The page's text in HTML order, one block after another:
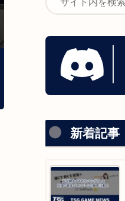
新着記事